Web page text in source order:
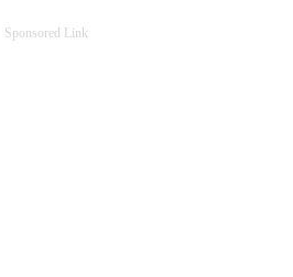
Sponsored Link